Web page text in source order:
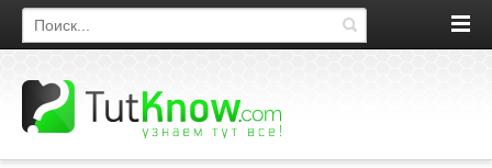
Поиск по сайту